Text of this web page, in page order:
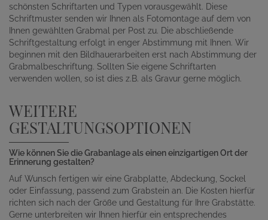
schönsten Schriftarten und Typen vorausgewählt. Diese
Schriftmuster senden wir Ihnen als Fotomontage auf dem von
Ihnen gewählten Grabmal per Post zu. Die abschließende
Schriftgestaltung erfolgt in enger Abstimmung mit Ihnen. Wir
beginnen mit den Bildhauerarbeiten erst nach Abstimmung der
Grabmalbeschriftung. Sollten Sie eigene Schriftarten
verwenden wollen, so ist dies z.B. als Gravur gerne möglich.
WEITERE
GESTALTUNGSOPTIONEN
Wie können Sie die Grabanlage als einen einzigartigen Ort der
Erinnerung gestalten?
Auf Wunsch fertigen wir eine Grabplatte, Abdeckung, Sockel
oder Einfassung, passend zum Grabstein an. Die Kosten hierfür
richten sich nach der Größe und Gestaltung für Ihre Grabstätte.
Gerne unterbreiten wir Ihnen hierfür ein entsprechendes